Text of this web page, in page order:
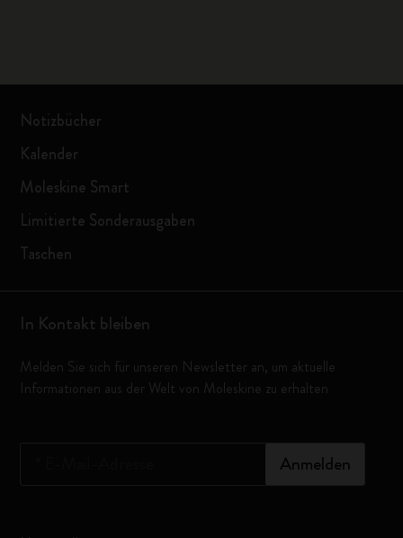
Notizbücher
Kalender
Moleskine Smart
Limitierte Sonderausgaben
Taschen
In Kontakt bleiben
Melden Sie sich für unseren Newsletter an, um aktuelle
Informationen aus der Welt von Moleskine zu erhalten
Anmelden